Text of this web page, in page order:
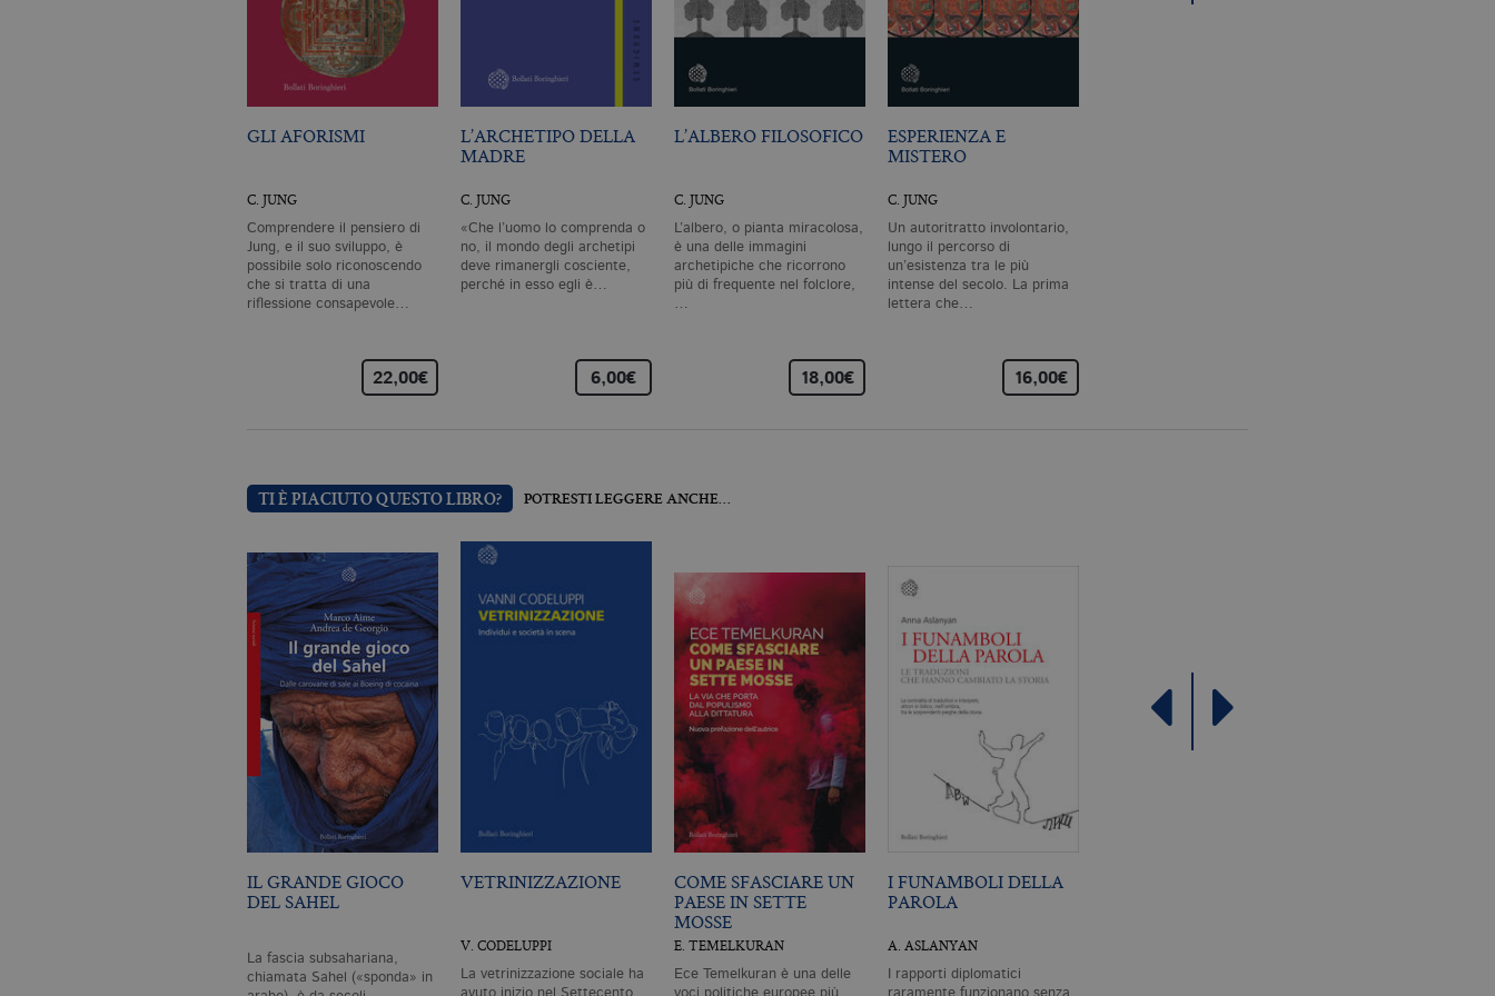
GLI AFORISMI
C. JUNG
Comprendere il pensiero di
Jung, e il suo sviluppo, è
possibile solo riconoscendo
che si tratta di una
riflessione consapevole…
22,00€
L’ARCHETIPO DELLA
MADRE
C. JUNG
«Che l’uomo lo comprenda o
no, il mondo degli archetipi
deve rimanergli cosciente,
perché in esso egli è…
6,00€
L’ALBERO FILOSOFICO
C. JUNG
L’albero, o pianta miracolosa,
è una delle immagini
archetipiche che ricorrono
più di frequente nel folclore,
…
18,00€
ESPERIENZA E
MISTERO
C. JUNG
Un autoritratto involontario,
lungo il percorso di
un’esistenza tra le più
intense del secolo. La prima
lettera che…
16,00€
TI È PIACIUTO QUESTO LIBRO? POTRESTI LEGGERE ANCHE…
IL GRANDE GIOCO
DEL SAHEL
La fascia subsahariana,
chiamata Sahel («sponda» in
VETRINIZZAZIONE
V. CODELUPPI
La vetrinizzazione sociale ha
COME SFASCIARE UN
PAESE IN SETTE
MOSSE
E. TEMELKURAN
Ece Temelkuran è una delle
I FUNAMBOLI DELLA
PAROLA
A. ASLANYAN
I rapporti diplomatici
Nome Dominio
Descrizione
_fbp
.bollatiboringhieri.it 3 mesi
Utilizzato da Facebook per fornire una serie di prodotti pubblicitari come offerte in tempo reale
da inserzionisti di terze parti